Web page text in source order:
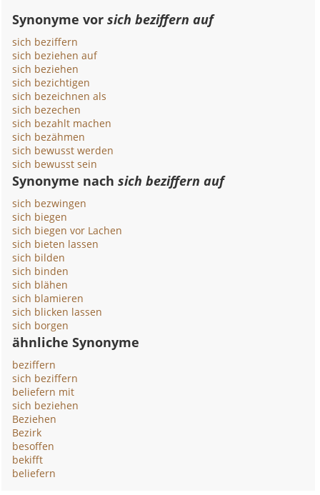
Synonyme vorsich beziffern auf
sich beziffern
sich beziehen auf
sich beziehen
sich bezichtigen
sich bezeichnen als
sich bezechen
sich bezahlt machen
sich bezähmen
sich bewusst werden
sich bewusst sein
Synonyme nachsich beziffern auf
sich bezwingen
sich biegen
sich biegen vor Lachen
sich bieten lassen
sich bilden
sich binden
sich blähen
sich blamieren
sich blicken lassen
sich borgen
ähnliche Synonyme
beziffern
sich beziffern
beliefern mit
sich beziehen
Beziehen
Bezirk
besoffen
bekifft
beliefern